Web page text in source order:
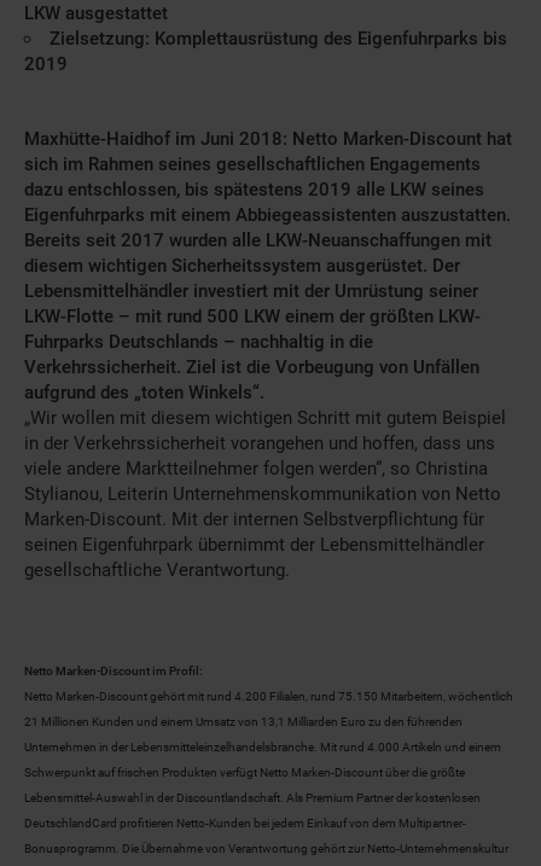
LKW ausgestattet
Zielsetzung: Komplettausrüstung des Eigenfuhrparks bis
2019
Maxhütte-Haidhof im Juni 2018: Netto Marken-Discount hat
sich im Rahmen seines gesellschaftlichen Engagements
dazu entschlossen, bis spätestens 2019 alle LKW seines
Eigenfuhrparks mit einem Abbiegeassistenten auszustatten.
Bereits seit 2017 wurden alle LKW-Neuanschaffungen mit
diesem wichtigen Sicherheitssystem ausgerüstet. Der
Lebensmittelhändler investiert mit der Umrüstung seiner
LKW-Flotte – mit rund 500 LKW einem der größten LKW-
Fuhrparks Deutschlands – nachhaltig in die
Verkehrssicherheit. Ziel ist die Vorbeugung von Unfällen
aufgrund des „toten Winkels“.
„Wir wollen mit diesem wichtigen Schritt mit gutem Beispiel
in der Verkehrssicherheit vorangehen und hoffen, dass uns
viele andere Marktteilnehmer folgen werden“, so Christina
Stylianou, Leiterin Unternehmenskommunikation von Netto
Marken-Discount. Mit der internen Selbstverpflichtung für
seinen Eigenfuhrpark übernimmt der Lebensmittelhändler
gesellschaftliche Verantwortung.
Netto Marken-Discount im Profil:
Netto Marken-Discount gehört mit rund 4.200 Filialen, rund 75.150 Mitarbeitern, wöchentlich
21 Millionen Kunden und einem Umsatz von 13,1 Milliarden Euro zu den führenden
Unternehmen in der Lebensmitteleinzelhandelsbranche. Mit rund 4.000 Artikeln und einem
Schwerpunkt auf frischen Produkten verfügt Netto Marken-Discount über die größte
Lebensmittel-Auswahl in der Discountlandschaft. Als Premium Partner der kostenlosen
DeutschlandCard profitieren Netto-Kunden bei jedem Einkauf von dem Multipartner-
Bonusprogramm. Die Übernahme von Verantwortung gehört zur Netto-Unternehmenskultur